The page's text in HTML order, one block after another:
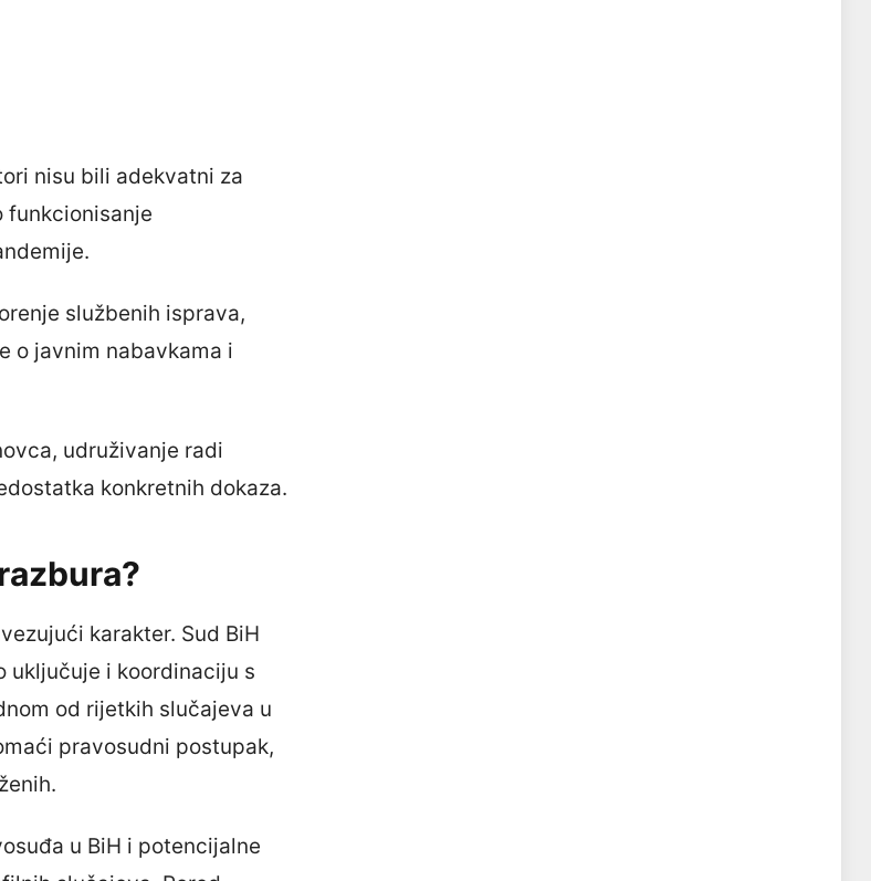
nisu bili adekvatni za
funkcionisanje
službenih isprava,
o javnim nabavkama i
udruživanje radi
konkretnih dokaza.
karakter. Sud BiH
uključuje i koordinaciju s
od rijetkih slučajeva u
pravosudni postupak,
u BiH i potencijalne